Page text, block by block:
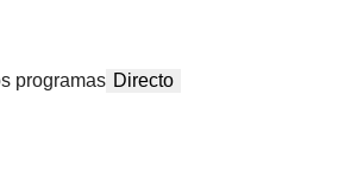
programas Directo